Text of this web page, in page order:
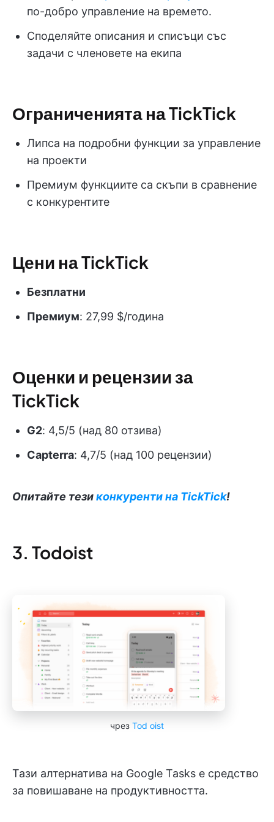
по-добро управление на времето.
Споделяйте описания и списъци със
задачи с членовете на екипа
Ограниченията на TickTick
Липса на подробни функции за управление
на проекти
Премиум функциите са скъпи в сравнение
с конкурентите
Цени на TickTick
Безплатни
Премиум: 27,99 $/година
Оценки и рецензии за
TickTick
G2: 4,5/5 (над 80 отзива)
Capterra: 4,7/5 (над 100 рецензии)
Опитайте тезиконкуренти на TickTick!
3. Todoist
чрез Tod oist
Тази алтернатива на Google Tasks е средство
за повишаване на продуктивността.